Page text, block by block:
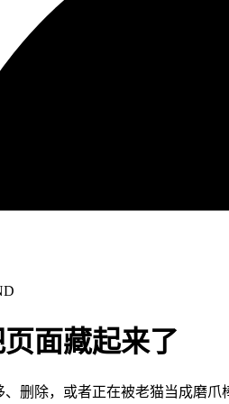
面藏起来了
删除，或者正在被老猫当成磨爪